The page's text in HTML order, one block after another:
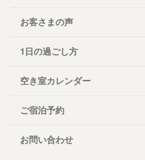
お客さまの声
1日の過ごし方
空き室カレンダー
ご宿泊予約
お問い合わせ